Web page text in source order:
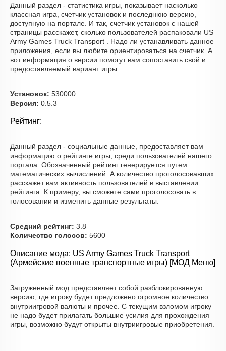
Данный раздел - статистика игры, показывает насколько
классная игра, счетчик установок и последнюю версию,
доступную на портале. И так, счетчик установок с нашей
страницы расскажет, сколько пользователей распаковали US
Army Games Truck Transport . Надо ли устанавливать данное
приложения, если вы любите ориентироваться на счетчик. А
вот информация о версии помогут вам сопоставить свой и
предоставляемый вариант игры.
Установок: 530000
Версия: 0.5.3
Рейтинг:
Данный раздел - социальные данные, предоставляет вам
информацию о рейтинге игры, среди пользователей нашего
портала. Обозначенный рейтинг генерируется путем
математических вычислений. А количество проголосовавших
расскажет вам активность пользователей в выставлении
рейтинга. К примеру, вы сможете сами проголосовать в
голосовании и изменить данные результаты.
Средний рейтинг: 3.8
Количество голосов: 5600
Описание мода: US Army Games Truck Transport
(Армейские военные транспортные игры) [МОД Меню]
Загруженный мод представляет собой разблокированную
версию, где игроку будет предложено огромное количество
внутриигровой валюты и прочее. С текущим взломом игроку
не надо будет прилагать большие усилия для прохождения
игры, возможно будут открыты внутриигровые приобретения.